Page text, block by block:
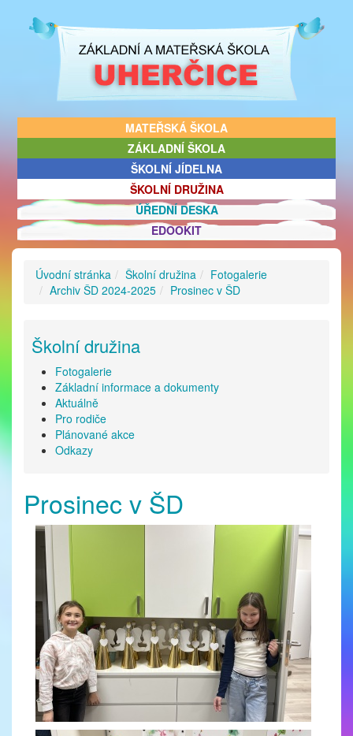
MATEŘSKÁ ŠKOLA
ZÁKLADNÍ ŠKOLA
ŠKOLNÍ JÍDELNA
ŠKOLNÍ DRUŽINA
ÚŘEDNÍ DESKA
EDOOKIT
Úvodní stránka Školní družina
Fotogalerie
Archiv ŠD 2024-2025
Prosinec v ŠD
Školní družina
Fotogalerie
Základní informace a dokumenty
Aktuálně
Pro rodiče
Plánované akce
Odkazy
Prosinec v ŠD